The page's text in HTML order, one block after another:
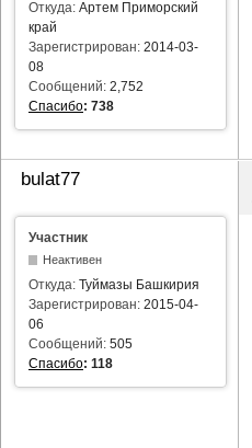
Откуда: Артем Приморский
край
Зарегистрирован: 2014-03-
08
Сообщений: 2,752
Спасибо: 738
bulat77
Участник
Неактивен
Откуда: Туймазы Башкирия
Зарегистрирован: 2015-04-
06
Сообщений: 505
Спасибо: 118